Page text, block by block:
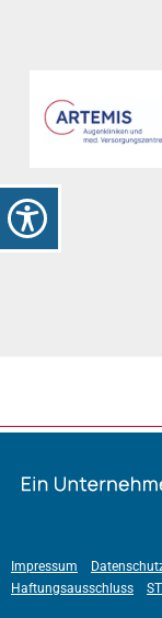
Impressum
Haftungsausschluss